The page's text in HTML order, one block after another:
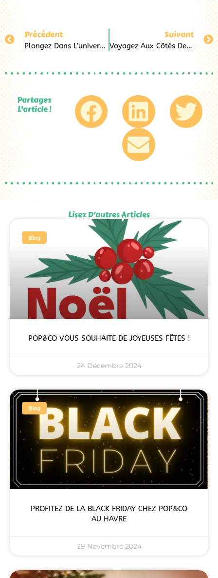
Précédent
Plongez Dans L’univers De La Belle Et La Bête Avec Pop&Co Au Havre
Suivant
Voyagez Aux Côtés De Peter Pan Grâce À Pop&Co Au Havre
Partagez
L'article !
Lisez D'autres Articles
Blog
POP&CO VOUS SOUHAITE DE JOYEUSES FÊTES !
24 Décembre 2024
Blog
PROFITEZ DE LA BLACK FRIDAY CHEZ POP&CO
AU HAVRE
29 Novembre 2024